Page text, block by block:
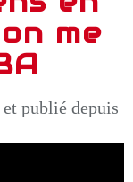
me
publié depuis